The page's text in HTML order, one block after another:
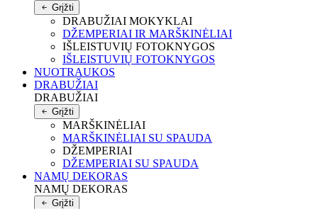
Grįžti
DRABUŽIAI MOKYKLAI
DŽEMPERIAI IR MARŠKINĖLIAI
IŠLEISTUVIŲ FOTOKNYGOS
IŠLEISTUVIŲ FOTOKNYGOS
NUOTRAUKOS
DRABUŽIAI
DRABUŽIAI
Grįžti
MARŠKINĖLIAI
MARŠKINĖLIAI SU SPAUDA
DŽEMPERIAI
DŽEMPERIAI SU SPAUDA
NAMŲ DEKORAS
NAMŲ DEKORAS
Grįžti